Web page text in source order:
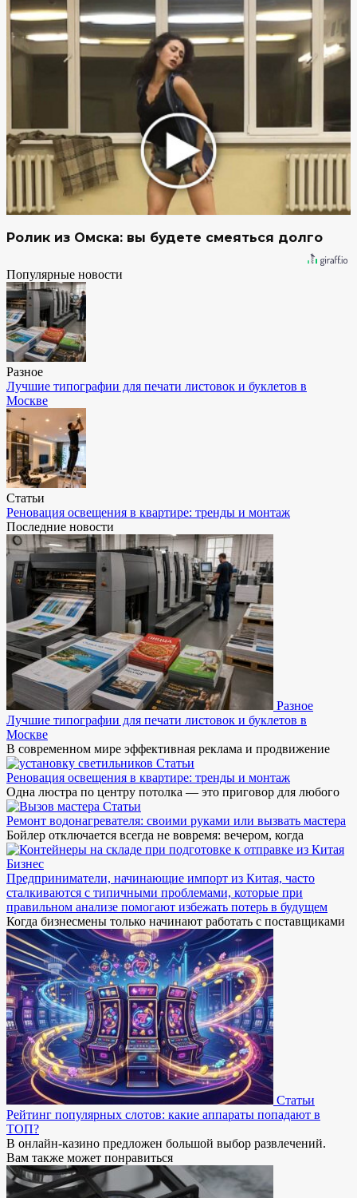
Ролик из Омска: вы будете смеяться долго
Популярные новости
Разное
Лучшие типографии для печати листовок и буклетов в
Москве
Статьи
Реновация освещения в квартире: тренды и монтаж
Последние новости
Разное
Лучшие типографии для печати листовок и буклетов в
Москве
В современном мире эффективная реклама и продвижение
Статьи
Реновация освещения в квартире: тренды и монтаж
Одна люстра по центру потолка — это приговор для любого
Статьи
Ремонт водонагревателя: своими руками или вызвать мастера
Бойлер отключается всегда не вовремя: вечером, когда
Бизнес
Предприниматели, начинающие импорт из Китая, часто
сталкиваются с типичными проблемами, которые при
правильном анализе помогают избежать потерь в будущем
Когда бизнесмены только начинают работать с поставщиками
Статьи
Рейтинг популярных слотов: какие аппараты попадают в
ТОП?
В онлайн-казино предложен большой выбор развлечений.
Вам также может понравиться